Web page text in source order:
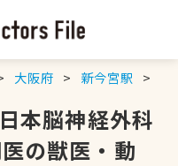
大阪府 新今宮駅
本脳神経外科
の獣医・動